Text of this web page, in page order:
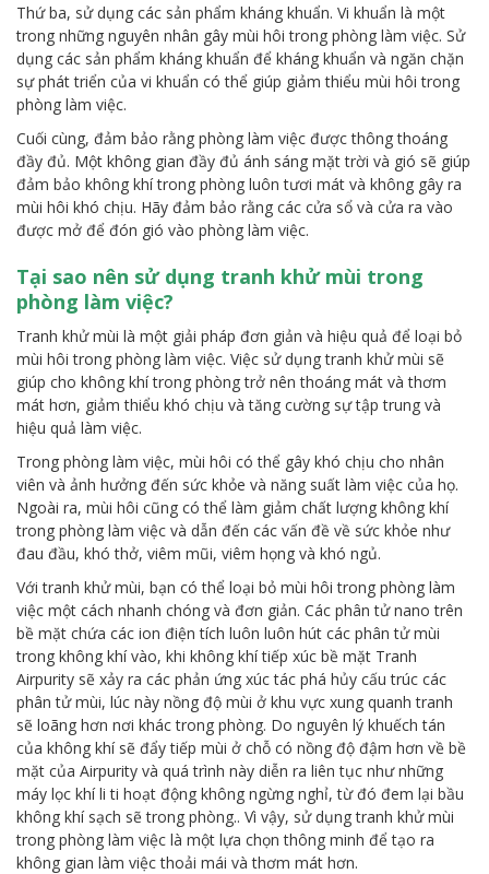
Thứ ba, sử dụng các sản phẩm kháng khuẩn. Vi khuẩn là một
trong những nguyên nhân gây mùi hôi trong phòng làm việc. Sử
dụng các sản phẩm kháng khuẩn để kháng khuẩn và ngăn chặn
sự phát triển của vi khuẩn có thể giúp giảm thiểu mùi hôi trong
phòng làm việc.
Cuối cùng, đảm bảo rằng phòng làm việc được thông thoáng
đầy đủ. Một không gian đầy đủ ánh sáng mặt trời và gió sẽ giúp
đảm bảo không khí trong phòng luôn tươi mát và không gây ra
mùi hôi khó chịu. Hãy đảm bảo rằng các cửa sổ và cửa ra vào
được mở để đón gió vào phòng làm việc.
Tại sao nên sử dụng tranh khử mùi trong
phòng làm việc?
Tranh khử mùi là một giải pháp đơn giản và hiệu quả để loại bỏ
mùi hôi trong phòng làm việc. Việc sử dụng tranh khử mùi sẽ
giúp cho không khí trong phòng trở nên thoáng mát và thơm
mát hơn, giảm thiểu khó chịu và tăng cường sự tập trung và
hiệu quả làm việc.
Trong phòng làm việc, mùi hôi có thể gây khó chịu cho nhân
viên và ảnh hưởng đến sức khỏe và năng suất làm việc của họ.
Ngoài ra, mùi hôi cũng có thể làm giảm chất lượng không khí
trong phòng làm việc và dẫn đến các vấn đề về sức khỏe như
đau đầu, khó thở, viêm mũi, viêm họng và khó ngủ.
Với tranh khử mùi, bạn có thể loại bỏ mùi hôi trong phòng làm
việc một cách nhanh chóng và đơn giản. Các phân tử nano trên
bề mặt chứa các ion điện tích luôn luôn hút các phân tử mùi
trong không khí vào, khi không khí tiếp xúc bề mặt Tranh
Airpurity sẽ xảy ra các phản ứng xúc tác phá hủy cấu trúc các
phân tử mùi, lúc này nồng độ mùi ở khu vực xung quanh tranh
sẽ loãng hơn nơi khác trong phòng. Do nguyên lý khuếch tán
của không khí sẽ đẩy tiếp mùi ở chỗ có nồng độ đậm hơn về bề
mặt của Airpurity và quá trình này diễn ra liên tục như những
máy lọc khí li ti hoạt động không ngừng nghỉ, từ đó đem lại bầu
không khí sạch sẽ trong phòng.. Vì vậy, sử dụng tranh khử mùi
trong phòng làm việc là một lựa chọn thông minh để tạo ra
không gian làm việc thoải mái và thơm mát hơn.